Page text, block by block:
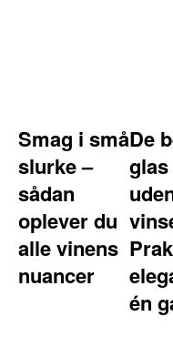
Smag i små
slurke –
sådan
oplever du
alle vinens
nuancer
De
én